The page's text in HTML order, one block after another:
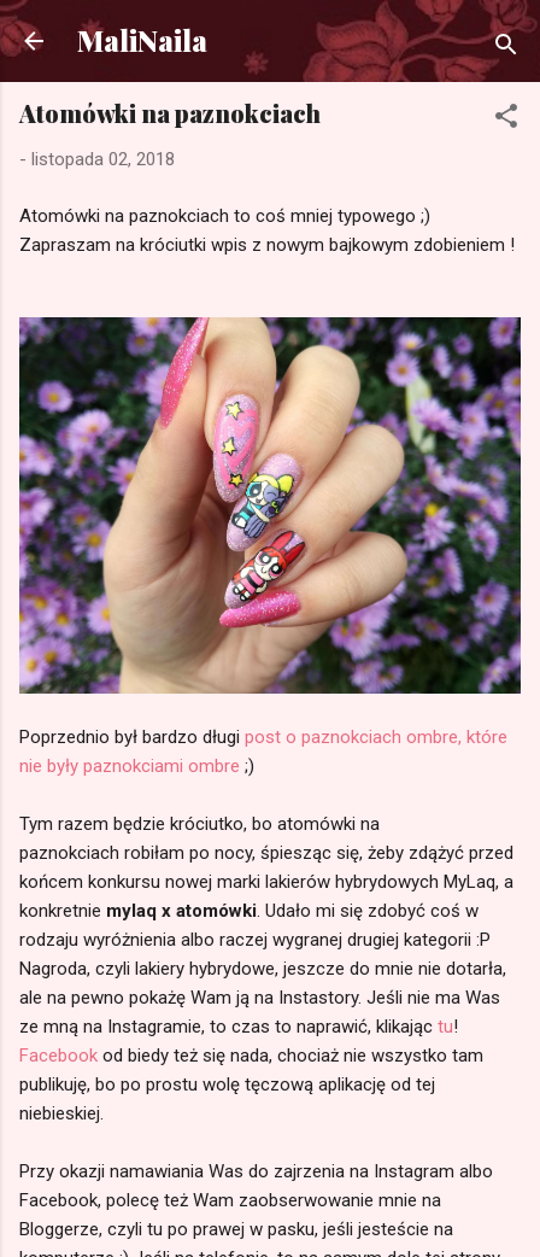
Przejdź do głównej zawartości
MaliNaila
Atomówki na paznokciach
- listopada 02, 2018
Atomówki na paznokciach to coś mniej typowego ;)
Zapraszam na króciutki wpis z nowym bajkowym zdobieniem !
Poprzednio był bardzo długi post o paznokciach ombre, które
nie były paznokciami ombre ;)
Tym razem będzie króciutko, bo atomówki na
paznokciach robiłam po nocy, śpiesząc się, żeby zdążyć przed
końcem konkursu nowej marki lakierów hybrydowych MyLaq, a
konkretnie mylaq x atomówki . Udało mi się zdobyć coś w
rodzaju wyróżnienia albo raczej wygranej drugiej kategorii :P
Nagroda, czyli lakiery hybrydowe, jeszcze do mnie nie dotarła,
ale na pewno pokażę Wam ją na Instastory. Jeśli nie ma Was
ze mną na Instagramie, to czas to naprawić, klikając tu!
Facebook od biedy też się nada, chociaż nie wszystko tam
publikuję, bo po prostu wolę tęczową aplikację od tej
niebieskiej.
Przy okazji namawiania Was do zajrzenia na Instagram albo
Facebook, polecę też Wam zaobserwowanie mnie na
Bloggerze, czyli tu po prawej w pasku, jeśli jesteście na